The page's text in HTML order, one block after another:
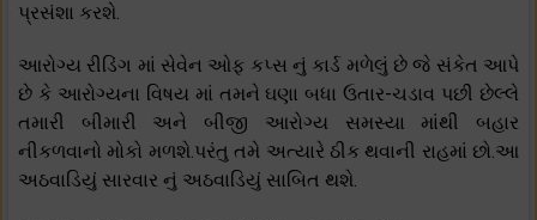
પ્રસંશા કરશે.
આરોગ્ય રીડિંગ માં સેવેન ઓફ કપ્સ નું કાર્ડ મળેલું છે જે સંકેત આપે
છે કે આરોગ્યના વિષય માં તમને ઘણા બધા ઉતાર-ચડાવ પછી છેલ્લે
તમારી બીમારી અને બીજી આરોગ્ય સમસ્યા માંથી બહાર
નીકળવાનો મોકો મળશે.પરંતુ તમે અત્યારે ઠીક થવાની રાહમાં છો.આ
અઠવાડિયું સારવાર નું અઠવાડિયું સાબિત થશે.